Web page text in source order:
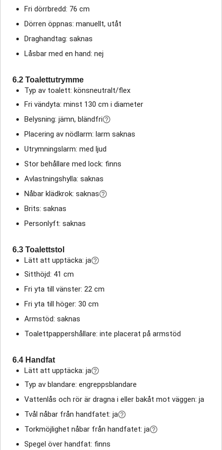
Fri dörrbredd: 76 cm
Dörren öppnas: manuellt, utåt
Draghandtag: saknas
Låsbar med en hand: nej
6.2 Toalettutrymme
Typ av toalett: könsneutralt/flex
Fri vändyta: minst 130 cm i diameter
Belysning: jämn, bländfri
Placering av nödlarm: larm saknas
Utrymningslarm: med ljud
Stor behållare med lock: finns
Avlastningshylla: saknas
Nåbar klädkrok: saknas
Brits: saknas
Personlyft: saknas
6.3 Toalettstol
Lätt att upptäcka: ja
Sitthöjd: 41 cm
Fri yta till vänster: 22 cm
Fri yta till höger: 30 cm
Armstöd: saknas
Toalettpappershållare: inte placerat på armstöd
6.4 Handfat
Lätt att upptäcka: ja
Typ av blandare: engreppsblandare
Vattenlås och rör är dragna i eller bakåt mot väggen: ja
Tvål nåbar från handfatet: ja
Torkmöjlighet nåbar från handfatet: ja
Spegel över handfat: finns